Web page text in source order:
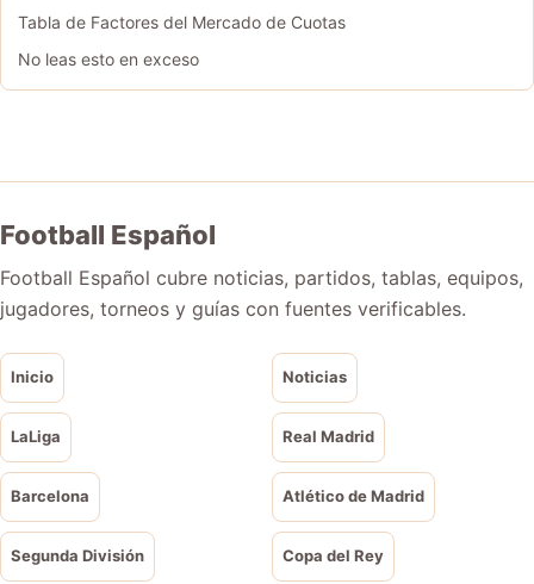
Tabla de Factores del Mercado de Cuotas
No leas esto en exceso
Football Español
Football Español cubre noticias, partidos, tablas, equipos,
jugadores, torneos y guías con fuentes verificables.
Inicio Noticias
LaLiga Real Madrid
Barcelona Atlético de Madrid
Segunda División Copa del Rey